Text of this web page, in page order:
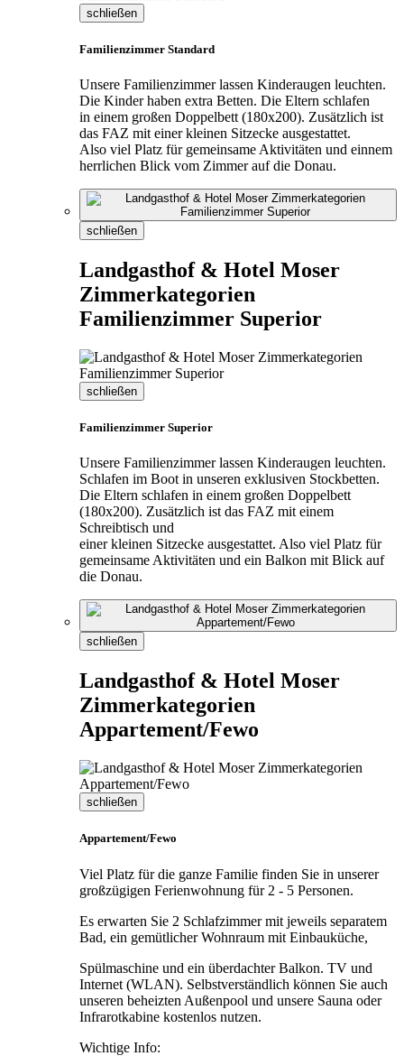
schließen
Familienzimmer Standard
Unsere Familienzimmer lassen Kinderaugen leuchten.
Die Kinder haben extra Betten. Die Eltern schlafen
in einem großen Doppelbett (180x200). Zusätzlich ist
das FAZ mit einer kleinen Sitzecke ausgestattet.
Also viel Platz für gemeinsame Aktivitäten und einnem
herrlichen Blick vom Zimmer auf die Donau.
schließen
Landgasthof & Hotel Moser
Zimmerkategorien
Familienzimmer Superior
schließen
Familienzimmer Superior
Unsere Familienzimmer lassen Kinderaugen leuchten.
Schlafen im Boot in unseren exklusiven Stockbetten.
Die Eltern schlafen in einem großen Doppelbett
(180x200). Zusätzlich ist das FAZ mit einem
Schreibtisch und
einer kleinen Sitzecke ausgestattet. Also viel Platz für
gemeinsame Aktivitäten und ein Balkon mit Blick auf
die Donau.
schließen
Landgasthof & Hotel Moser
Zimmerkategorien
Appartement/Fewo
schließen
Appartement/Fewo
Viel Platz für die ganze Familie finden Sie in unserer
großzügigen Ferienwohnung für 2 - 5 Personen.
Es erwarten Sie 2 Schlafzimmer mit jeweils separatem
Bad, ein gemütlicher Wohnraum mit Einbauküche,
Spülmaschine und ein überdachter Balkon. TV und
Internet (WLAN). Selbstverständlich können Sie auch
unseren beheizten Außenpool und unsere Sauna oder
Infrarotkabine kostenlos nutzen.
Wichtige Info: